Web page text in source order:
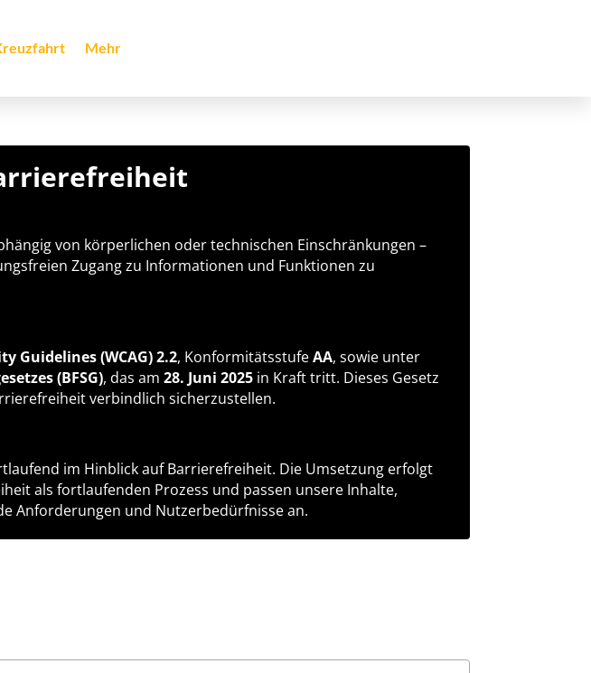
Mehr
von körperlichen oder technischen Einschränkungen –
Zugang zu Informationen und Funktionen zu
Guidelines (WCAG) 2.2, KonformitätsstufeAA, sowie unter
(BFSG), das am28. Juni 2025 in Kraft tritt. Dieses Gesetz
verbindlich sicherzustellen.
im Hinblick auf Barrierefreiheit. Die Umsetzung erfolgt
als fortlaufenden Prozess und passen unsere Inhalte,
Anforderungen und Nutzerbedürfnisse an.